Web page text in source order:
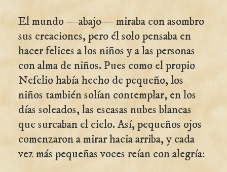
El mundo —abajo— miraba con asombro
sus creaciones, pero él solo pensaba en
hacer felices a los niños y a las personas
con alma de niños. Pues como el propio
Nefelio había hecho de pequeño, los
niños también solían contemplar, en los
días soleados, las escasas nubes blancas
que surcaban el cielo. Así, pequeños ojos
comenzaron a mirar hacia arriba, y cada
vez más pequeñas voces reían con alegría: